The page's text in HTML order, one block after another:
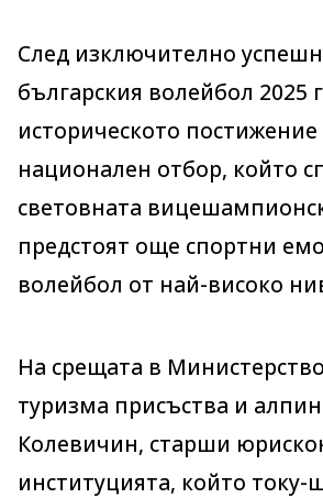
След изключително
българския волейбол 2025
историческото
национален отбор, който
световната
предстоят още спортни
волейбол от най-високо
На срещата в
туризма присъства и
Колевичин, старши
институцията, който току-